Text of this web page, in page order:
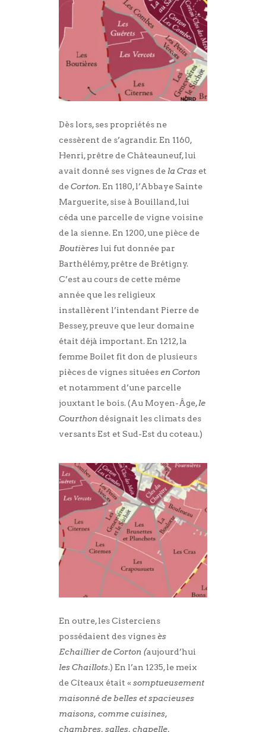
Dès lors, ses propriétés ne
cessèrent de s’agrandir. En 1160,
Henri, prêtre de Châteauneuf, lui
avait donné ses vignes dela Cras et
deCorton. En 1180, l’Abbaye Sainte
Marguerite, sise à Bouilland, lui
céda une parcelle de vigne voisine
de la sienne. En 1200, une pièce de
Boutières lui fut donnée par
Barthélémy, prêtre de Brétigny.
C’est au cours de cette même
année que les religieux
installèrent l’intendant Pierre de
Bessey, preuve que leur domaine
était déjà important. En 1212, la
femme Boilet fit don de plusieurs
pièces de vignes situéesen Corton
et notamment d’une parcelle
jouxtant le bois. (Au Moyen-Âge,le
Courthondésignait les climats des
versants Est et Sud-Est du coteau.)
En outre, les Cisterciens
possédaient des vignesès
Echaillier de Corton (aujourd’hui
les Chaillots.) En l’an 1235, le meix
de Cîteaux était « somptueusement
maisonné de belles et spacieuses
maisons, comme cuisines,
chambres, salles, chapelle,